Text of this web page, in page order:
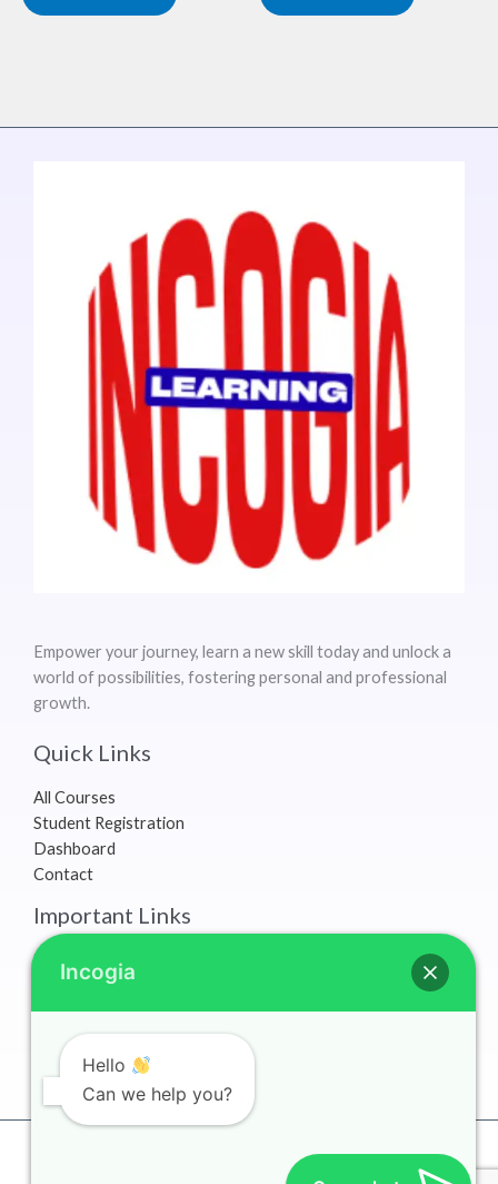
Empower your journey, learn a new skill today and unlock a
world of possibilities, fostering personal and professional
growth.
Quick Links
All Courses
Student Registration
Dashboard
Contact
Important Links
Terms & Conditions
Refund Policy
Privacy Policy
Earnings Disclaimer
My Account
Copyright © 2026 Incogia Learning
Incogia
Hello
Can we help you?